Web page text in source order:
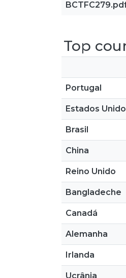
Top
Portugal
Estados
Brasil
China
Reino Unido
Bangladeche
Canadá
Alemanha
Irlanda
Ucrânia